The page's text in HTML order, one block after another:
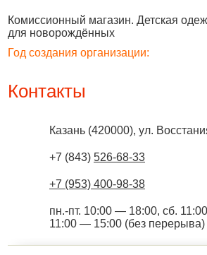
Комиссионный магазин. Детская
для новорождённых
Год создания организации:
Контакты
Казань (420000), ул.
+7 (843) 526-68-33
+7 (953) 400-98-38
пн.-пт. 10:00 — 18:00, сб.
11:00 — 15:00 (без перерыва)